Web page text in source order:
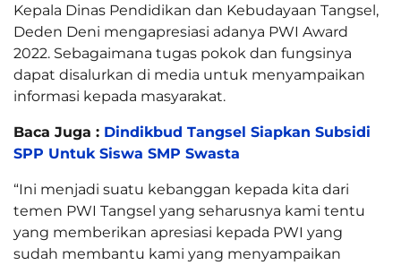
Kepala Dinas Pendidikan dan Kebudayaan Tangsel,
Deden Deni mengapresiasi adanya PWI Award
2022. Sebagaimana tugas pokok dan fungsinya
dapat disalurkan di media untuk menyampaikan
informasi kepada masyarakat.
Baca Juga : Dindikbud Tangsel Siapkan Subsidi
SPP Untuk Siswa SMP Swasta
“Ini menjadi suatu kebanggan kepada kita dari
temen PWI Tangsel yang seharusnya kami tentu
yang memberikan apresiasi kepada PWI yang
sudah membantu kami yang menyampaikan